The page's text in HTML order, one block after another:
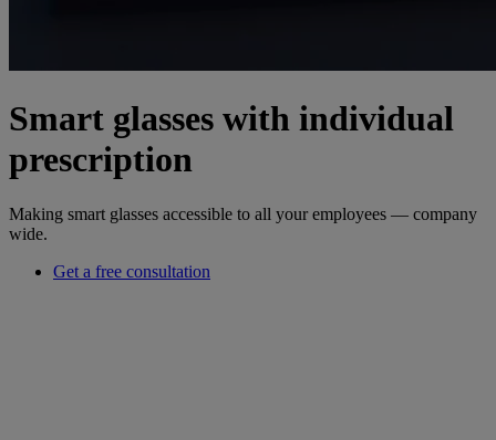
Smart glasses with individual
prescription
Making smart glasses accessible to all your employees — company
wide.
Get a free consultation